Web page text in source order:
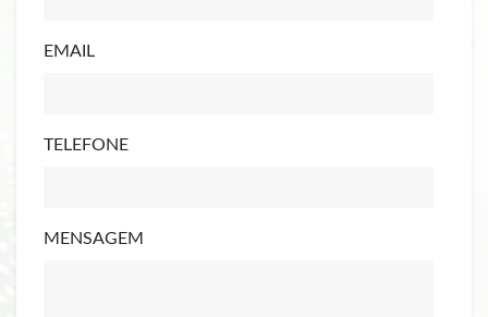
EMAIL
TELEFONE
MENSAGEM